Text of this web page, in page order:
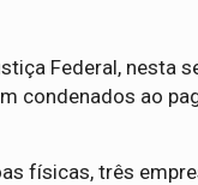
Federal,
condenados ao
físicas, três